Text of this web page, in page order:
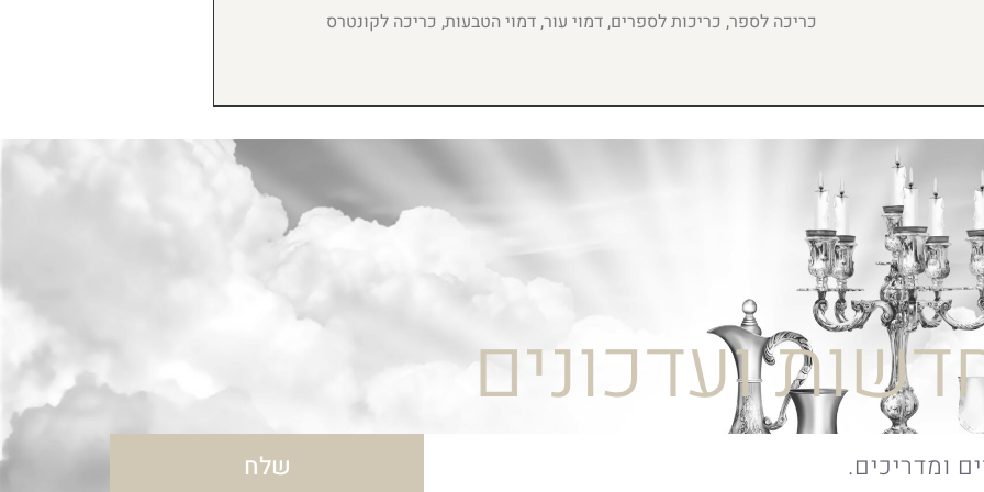
כריכה לספר, כריכות לספרים, דמוי עור, דמוי הטבעות, כריכה לקונטרס
ועדכונים
שלח